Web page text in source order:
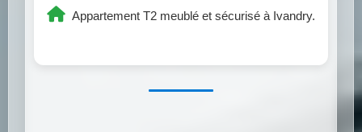
Appartement T2 meublé et sécurisé à Ivandry.